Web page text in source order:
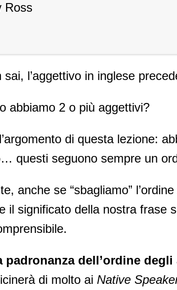
Ross
sai, l’aggettivo in inglese
abbiamo 2 o più aggettivi?
di questa lezione:
questi seguono sempre un
anche se “sbagliamo”
il significato della nostra frase
padronanza dell’ordine
di molto ai Native